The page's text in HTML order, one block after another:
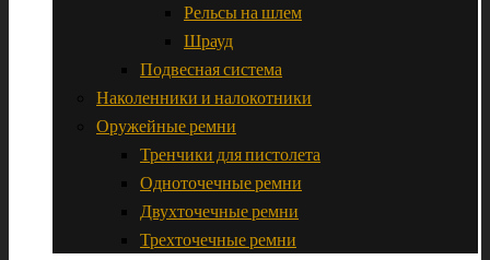
Рельсы на шлем
Шрауд
Подвесная система
Наколенники и налокотники
Оружейные ремни
Тренчики для пистолета
Одноточечные ремни
Двухточечные ремни
Трехточечные ремни